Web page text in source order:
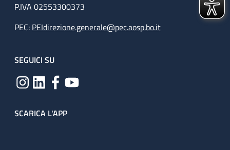
P.IVA 02553300373
PEC: PEIdirezione.generale@pec.aosp.bo.it
SEGUICI SU
SCARICA L'APP